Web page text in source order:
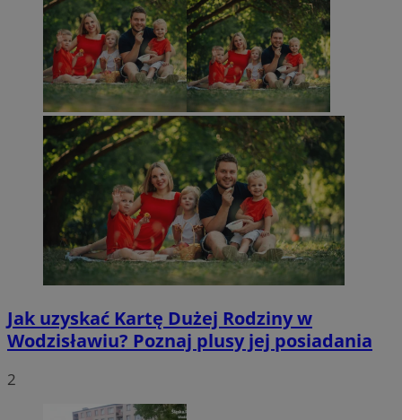
Jak uzyskać Kartę Dużej Rodziny w
Wodzisławiu? Poznaj plusy jej posiadania
2